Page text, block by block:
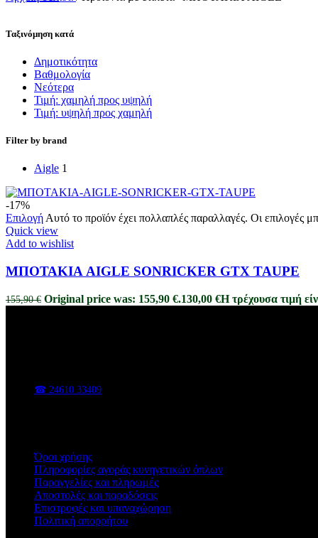
Ταξινόμηση κατά
Δημοτικότητα
Bαθμολογία
Νεότερα
Τιμή: χαμηλή προς υψηλή
Τιμή: υψηλή προς χαμηλή
Filter by brand
Aigle 1
-17%
ΕπιλογήΑυτό το προϊόν έχει πολλαπλές παραλλαγές. Οι επιλογές
Quick view
Add to wishlist
ΜΠΟΤΑΚΙΑ AIGLE SONRICKER GTX TAUPE
155,90€ Original price was: 155,90 €.130,00 €Η τρέχουσα τιμή
☎ 24610 33409
Όροι χρήσης
Πληροφορίες αγοράς κυνηγετικών όπλων
Παραγγελίες και πληρωμές
Αποστολές και παραδόσεις
Επιστροφές και υπαναχώρηση
Πολιτική απορρήτου